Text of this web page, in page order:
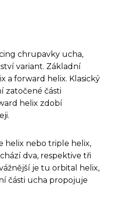
chrupavky ucha,
variant. Základní
a forward helix. Klasický
zatočené části
helix zdobí
helix nebo triple helix,
dva, respektive tři
je tu orbital helix,
části ucha propojuje